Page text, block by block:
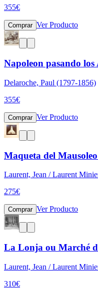
355€
Comprar Ver Producto
Napoleon pasando los
Delaroche, Paul (1797-1856)
355€
Comprar Ver Producto
Maqueta del
Laurent, Jean / Laurent
275€
Comprar Ver Producto
La Lonja ou Marché
Laurent, Jean / Laurent
310€